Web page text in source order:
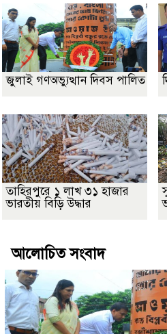
জুলাই গণঅভ্যুত্থান দিবস পালিত
তাহিরপুরে ১ লাখ ৩১ হাজার
ভারতীয় বিড়ি উদ্ধার
আলোচিত সংবাদ